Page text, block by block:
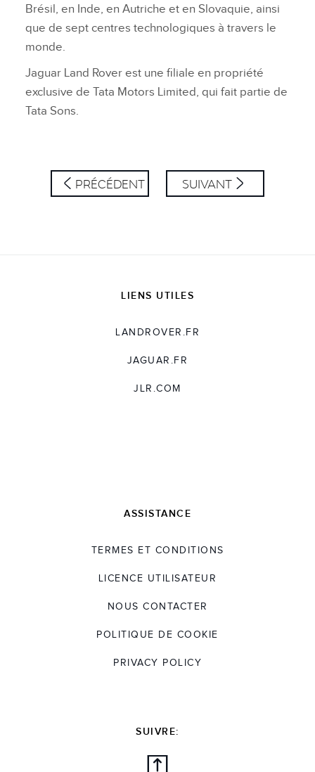
Brésil, en Inde, en Autriche et en Slovaquie, ainsi
que de sept centres technologiques à travers le
monde.
Jaguar Land Rover est une filiale en propriété
exclusive de Tata Motors Limited, qui fait partie de
Tata Sons.
PRÉCÉDENT SUIVANT
LIENS UTILES
LANDROVER.FR
JAGUAR.FR
JLR.COM
ASSISTANCE
TERMES ET CONDITIONS
LICENCE UTILISATEUR
NOUS CONTACTER
POLITIQUE DE COOKIE
PRIVACY POLICY
SUIVRE: